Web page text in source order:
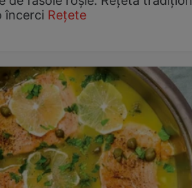
încerci Rețete